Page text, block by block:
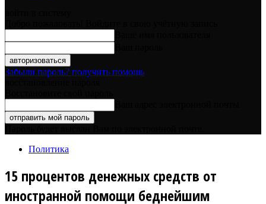
Забыли пароль? получить помощь
Политика
15 процентов денежных средств от
иностранной помощи беднейшим